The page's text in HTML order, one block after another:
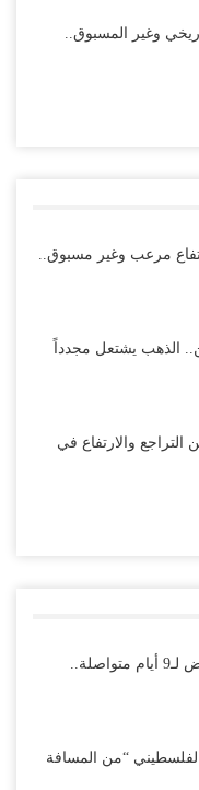
وغير المسبوق..
مرعب وغير مسبوق..
الذهب يشتعل مجدداً
التراجع والارتفاع في
ما السر وراء اهتزاز الأرض لـ9 أيام متواصلة..
“من المسافة